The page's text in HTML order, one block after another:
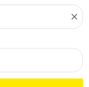
close